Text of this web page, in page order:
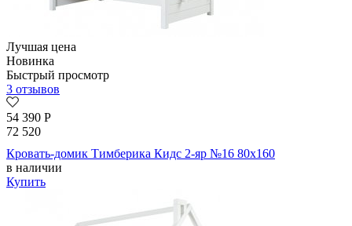
Лучшая цена
Новинка
Быстрый просмотр
3 отзывов
54 390 Р
72 520
Кровать-домик Тимберика Кидс 2-яр №16 80х160
в наличии
Купить